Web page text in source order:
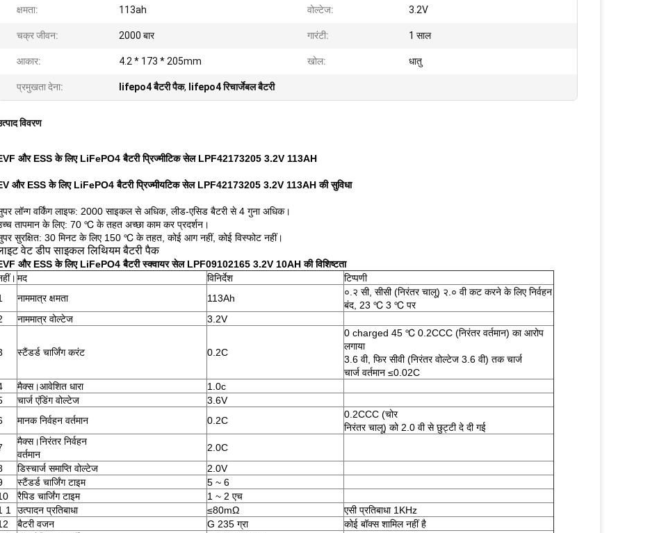
क्षमता: 113ah वोल्टेज: 3.2V
चक्र जीवन: 2000 बार गारंटी: 1 साल
आकार: 4.2 * 173 * 205mm खोल: धातु
प्रमुखता देना: lifepo4 बैटरी पैक, lifepo4 रिचार्जेबल बैटरी
विवरण
और ESS के लिए LiFePO4 बैटरी प्रिज्मीटिक सेल LPF42173205 3.2V 113AH
और ESS के लिए LiFePO4 बैटरी प्रिज्मीयटिक सेल LPF42173205 3.2V 113AH की सुविधा
लॉन्ग वर्किंग लाइफ: 2000 साइकल से अधिक, लीड-एसिड बैटरी से 4 गुना अधिक।
तापमान के लिए: 70 ℃ के तहत अच्छा काम कर प्रदर्शन।
सुरक्षित: 30 मिनट के लिए 150 ℃ के तहत, कोई आग नहीं, कोई विस्फोट नहीं।
वेट डीप साइकल लिथियम बैटरी पैक
और ESS के लिए LiFePO4 बैटरी स्क्वायर सेल LPF09102165 3.2V 10AH की विशिष्टता
मद विनिर्देश
टिप्पणी
नाममात्र क्षमता 113Ah
०.२ सी, सीसी (निरंतर चालू) २.० वी कट करने के लिए निर्वहन
बंद, 23 ℃ 3 ℃ पर
नाममात्र वोल्टेज 3.2V
स्टैंडर्ड चार्जिंग करंट 0.2C
0 charged 45 ℃ 0.2CCC (निरंतर वर्तमान) का आरोप
लगाया
3.6 वी, फिर सीवी (निरंतर वोल्टेज 3.6 वी) तक चार्ज
चार्ज वर्तमान ≤0.02C
मैक्स।आवेशित धारा
1.0c
चार्ज एंडिंग वोल्टेज
3.6V
मानक निर्वहन वर्तमान 0.2C
0.2CCC (चोर
निरंतर चालू) को 2.0 वी से छुट्टी दे दी गई
मैक्स।निरंतर निर्वहन
वर्तमान
2.0C
डिस्चार्ज समाप्ति वोल्टेज
2.0V
स्टैंडर्ड चार्जिंग टाइम
5 ~ 6
रैपिड चार्जिंग टाइम
1 ~ 2 एच
1
उत्पादन प्रतिबाधा ≤80mΩ
एसी प्रतिबाधा 1KHz
बैटरी वजन G 235 ग्रा
कोई बॉक्स शामिल नहीं है